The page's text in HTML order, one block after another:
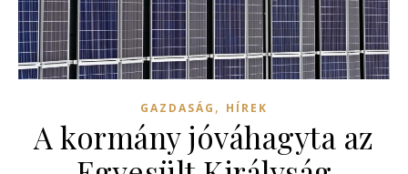
GAZDASÁG , HÍREK
A kormány jóváhagyta az